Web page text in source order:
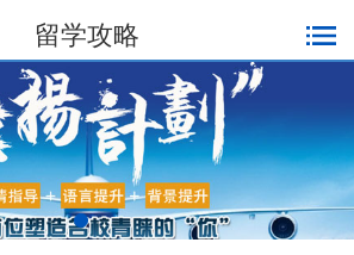
留学攻略